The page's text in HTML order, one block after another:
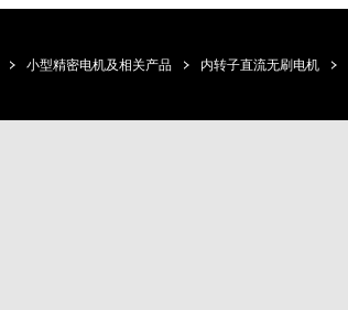
小型精密电机及相关产品 内转子直流无刷电机